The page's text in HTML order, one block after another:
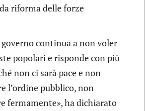
riforma delle forze
continua a non voler
popolari e risponde con più
non ci sarà pace e non
l’ordine pubblico, non
fermamente», ha dichiarato